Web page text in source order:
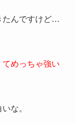
たんですけど…
めっちゃ強い
な。